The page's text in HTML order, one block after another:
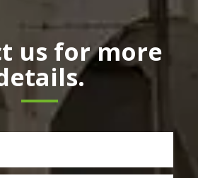
us for more